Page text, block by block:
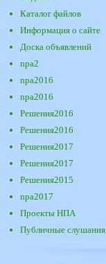
Каталог файлов
Информация о сайте
Доска объявлений
npa2
npa2016
npa2016
Решения2016
Решения2016
Решения2017
Решения2017
Решения2015
npa2017
Проекты НПА
Публичные слушания